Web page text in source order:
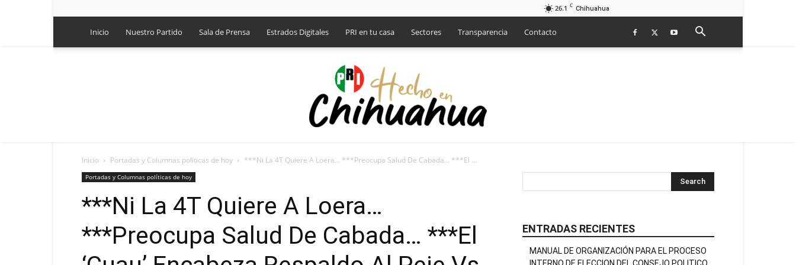
26.1 C Chihuahua
Inicio Nuestro Partido Sala de Prensa Estrados Digitales PRI en tu casa Sectores Transparencia Contacto
Inicio Portadas y Columnas políticas de hoy ***Ni La 4T Quiere A Loera… ***Preocupa Salud De Cabada… ***El ...
Portadas y Columnas políticas de hoy
***Ni La 4T Quiere A Loera…
***Preocupa Salud De Cabada… ***El
ENTRADAS RECIENTES
MANUAL DE ORGANIZACIÓN PARA EL PROCESO